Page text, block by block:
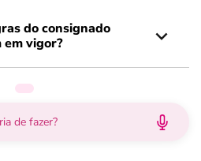
do consignado
vigor?